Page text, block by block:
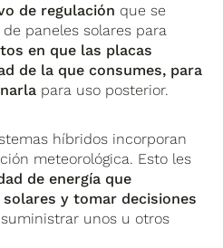
de regulación que se
paneles solares para
en que las placas
de la que consumes, para
para uso posterior.
híbridos incorporan
meteorológica. Esto les
de energía que
y tomar decisiones
unos u otros